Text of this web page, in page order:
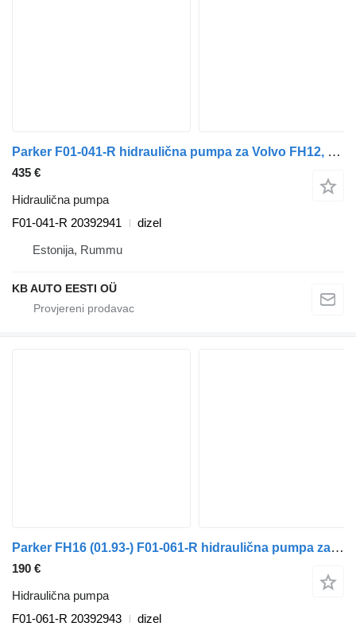
Parker F01-041-R hidraulična pumpa za Volvo FH12, FH16, NH12, FH, VNL780 (1993-2014) kamiona
435 €
Hidraulična pumpa
F01-041-R 20392941
dizel
Estonija, Rummu
KB AUTO EESTI OÜ
Parker FH16 (01.93-) F01-061-R hidraulična pumpa za Volvo FH12, FH16, NH12, FH, VNL780 (1993-2014) kamiona
190 €
Hidraulična pumpa
F01-061-R 20392943
dizel